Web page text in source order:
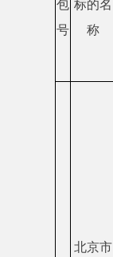
包
号
标的名
称
北京市